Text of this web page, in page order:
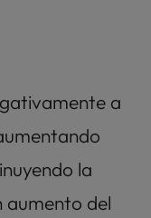
a
la
aumento del